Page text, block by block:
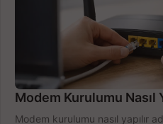
Modem Kurulumu Nasıl
Modem kurulumu nasıl yapılır